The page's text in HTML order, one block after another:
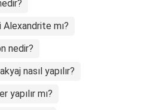
Alexandrite mı?
nedir?
nasıl yapılır?
yapılır mı?